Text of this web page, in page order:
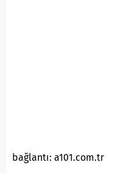
bağlantı: a101.com.tr